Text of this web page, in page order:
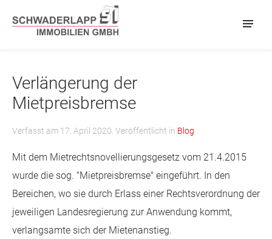
Verlängerung der
Mietpreisbremse
Verfasst am 17. April 2020 . Veröffentlicht in Blog
Mit dem Mietrechtsnovellierungsgesetz vom 21.4.2015
wurde die sog. "Mietpreisbremse" eingeführt. In den
Bereichen, wo sie durch Erlass einer Rechtsverordnung der
jeweiligen Landesregierung zur Anwendung kommt,
verlangsamte sich der Mietenanstieg.